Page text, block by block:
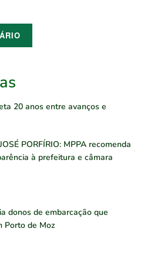
20 anos entre avanços e
PORFÍRIO: MPPA recomenda
à prefeitura e câmara
donos de embarcação que
Porto de Moz